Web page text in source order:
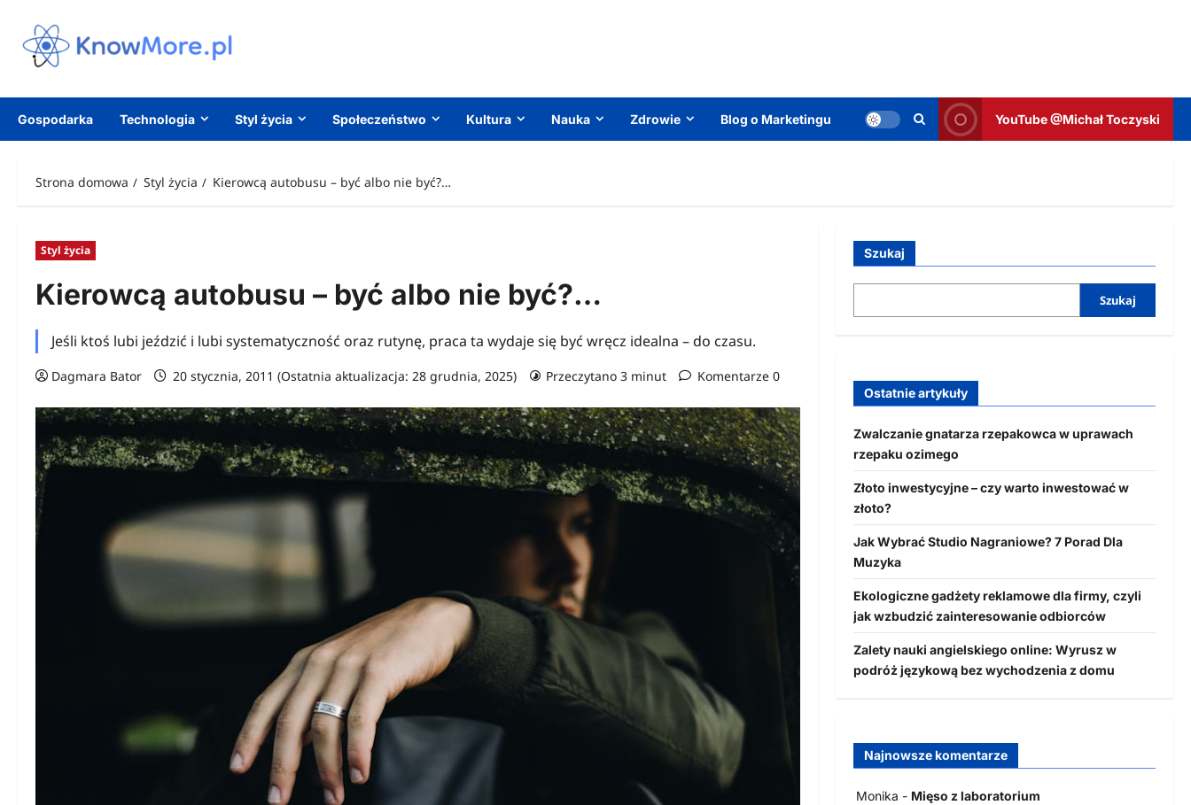
treści
Gospodarka Technologia Styl życia Społeczeństwo Kultura Nauka Zdrowie Blog o Marketingu YouTube @Michał Toczyski
Strona domowa Styl życia Kierowcą autobusu – być albo nie być?…
Styl życia
Kierowcą autobusu – być albo nie być?…
Jeśli ktoś lubi jeździć i lubi systematyczność oraz rutynę, praca ta wydaje się być wręcz idealna – do czasu.
Dagmara Bator 20 stycznia, 2011 (Ostatnia aktualizacja: 28 grudnia, 2025) Przeczytano 3 minut Komentarze 0
Szukaj
Szukaj
Ostatnie artykuły
Zwalczanie gnatarza rzepakowca w uprawach
rzepaku ozimego
Złoto inwestycyjne – czy warto inwestować w
złoto?
Jak Wybrać Studio Nagraniowe? 7 Porad Dla
Muzyka
Ekologiczne gadżety reklamowe dla firmy, czyli
jak wzbudzić zainteresowanie odbiorców
Zalety nauki angielskiego online: Wyrusz w
podróż językową bez wychodzenia z domu
Najnowsze komentarze
Monika - Mięso z laboratorium